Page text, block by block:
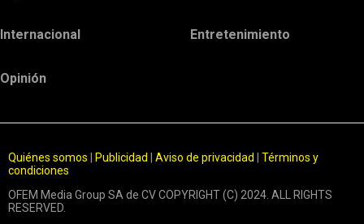
Internacional Entretenimiento
Opinión
Quiénes somos Publicidad Aviso de privacidad
Términos y
condiciones
OFEM Media Group SA de CV COPYRIGHT (C) 2024. ALL RIGHTS
RESERVED.